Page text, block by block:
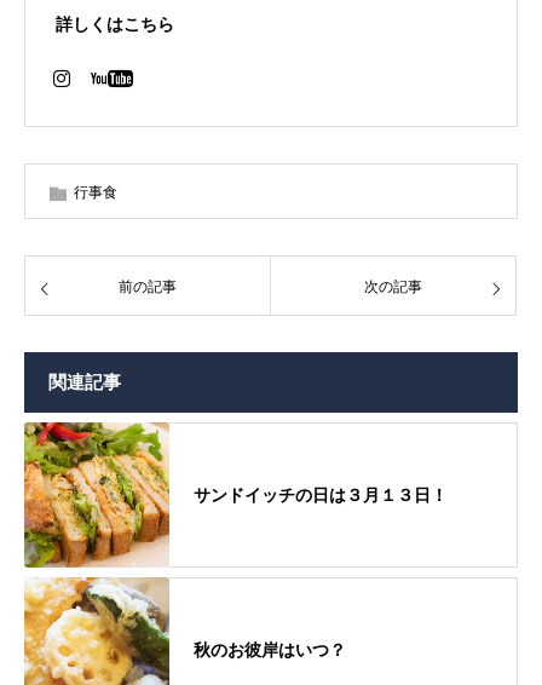
詳しくはこちら
行事食
前の記事 次の記事
関連記事
サンドイッチの日は３月１３日！
秋のお彼岸はいつ？